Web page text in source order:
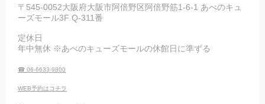
〒545-0052大阪府大阪市阿倍野区阿倍野筋1-6-1 あべのキュ
ーズモール3F Q-311番
定休日
年中無休 ※あべのキューズモールの休館日に準ずる
☎ 06-6633-9800
WEB予約はコチラ